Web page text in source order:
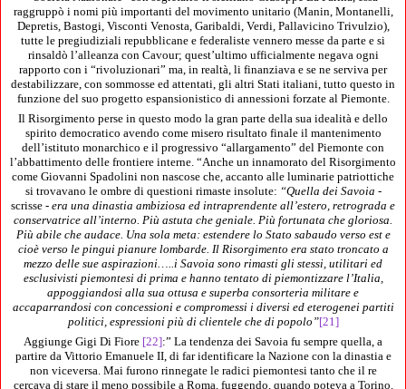
raggruppò i nomi più importanti del movimento unitario (Manin, Montanelli,
Depretis, Bastogi, Visconti Venosta, Garibaldi, Verdi, Pallavicino Trivulzio),
tutte le pregiudiziali repubblicane e federaliste vennero messe da parte e si
rinsaldò l’alleanza con Cavour; quest’ultimo ufficialmente negava ogni
rapporto con i “rivoluzionari” ma, in realtà, li finanziava e se ne serviva per
destabilizzare, con sommosse ed attentati, gli altri Stati italiani, tutto questo in
funzione del suo progetto espansionistico di annessioni forzate al Piemonte.
Il Risorgimento perse in questo modo la gran parte della sua idealità e dello
spirito democratico avendo come misero risultato finale il mantenimento
dell’istituto monarchico e il progressivo “allargamento” del Piemonte con
l’abbattimento delle frontiere interne. “Anche un innamorato del Risorgimento
come Giovanni Spadolini non nascose che, accanto alle luminarie patriottiche
si trovavano le ombre di questioni rimaste insolute: “Quella dei Savoia -
scrisse - era una dinastia ambiziosa ed intraprendente all’estero, retrograda e
conservatrice all’interno. Più astuta che geniale. Più fortunata che gloriosa.
Più abile che audace. Una sola meta: estendere lo Stato sabaudo verso est e
cioè verso le pingui pianure lombarde. Il Risorgimento era stato troncato a
mezzo delle sue aspirazioni…..i Savoia sono rimasti gli stessi, utilitari ed
esclusivisti piemontesi di prima e hanno tentato di piemontizzare l’Italia,
appoggiandosi alla sua ottusa e superba consorteria militare e
accaparrandosi con concessioni e compromessi i diversi ed eterogenei partiti
politici, espressioni più di clientele che di popolo”[21]
Aggiunge Gigi Di Fiore [22]:” La tendenza dei Savoia fu sempre quella, a
partire da Vittorio Emanuele II, di far identificare la Nazione con la dinastia e
non viceversa. Mai furono rinnegate le radici piemontesi tanto che il re
cercava di stare il meno possibile a Roma, fuggendo, quando poteva a Torino.